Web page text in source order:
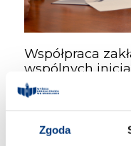
Zgoda
Współpraca
wspólnych
edukacyjnym i
wymianę
środowiskiem
związanymi z